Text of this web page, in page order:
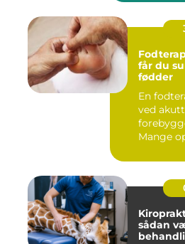
får du
fødder
En
ved
Mange
sådan